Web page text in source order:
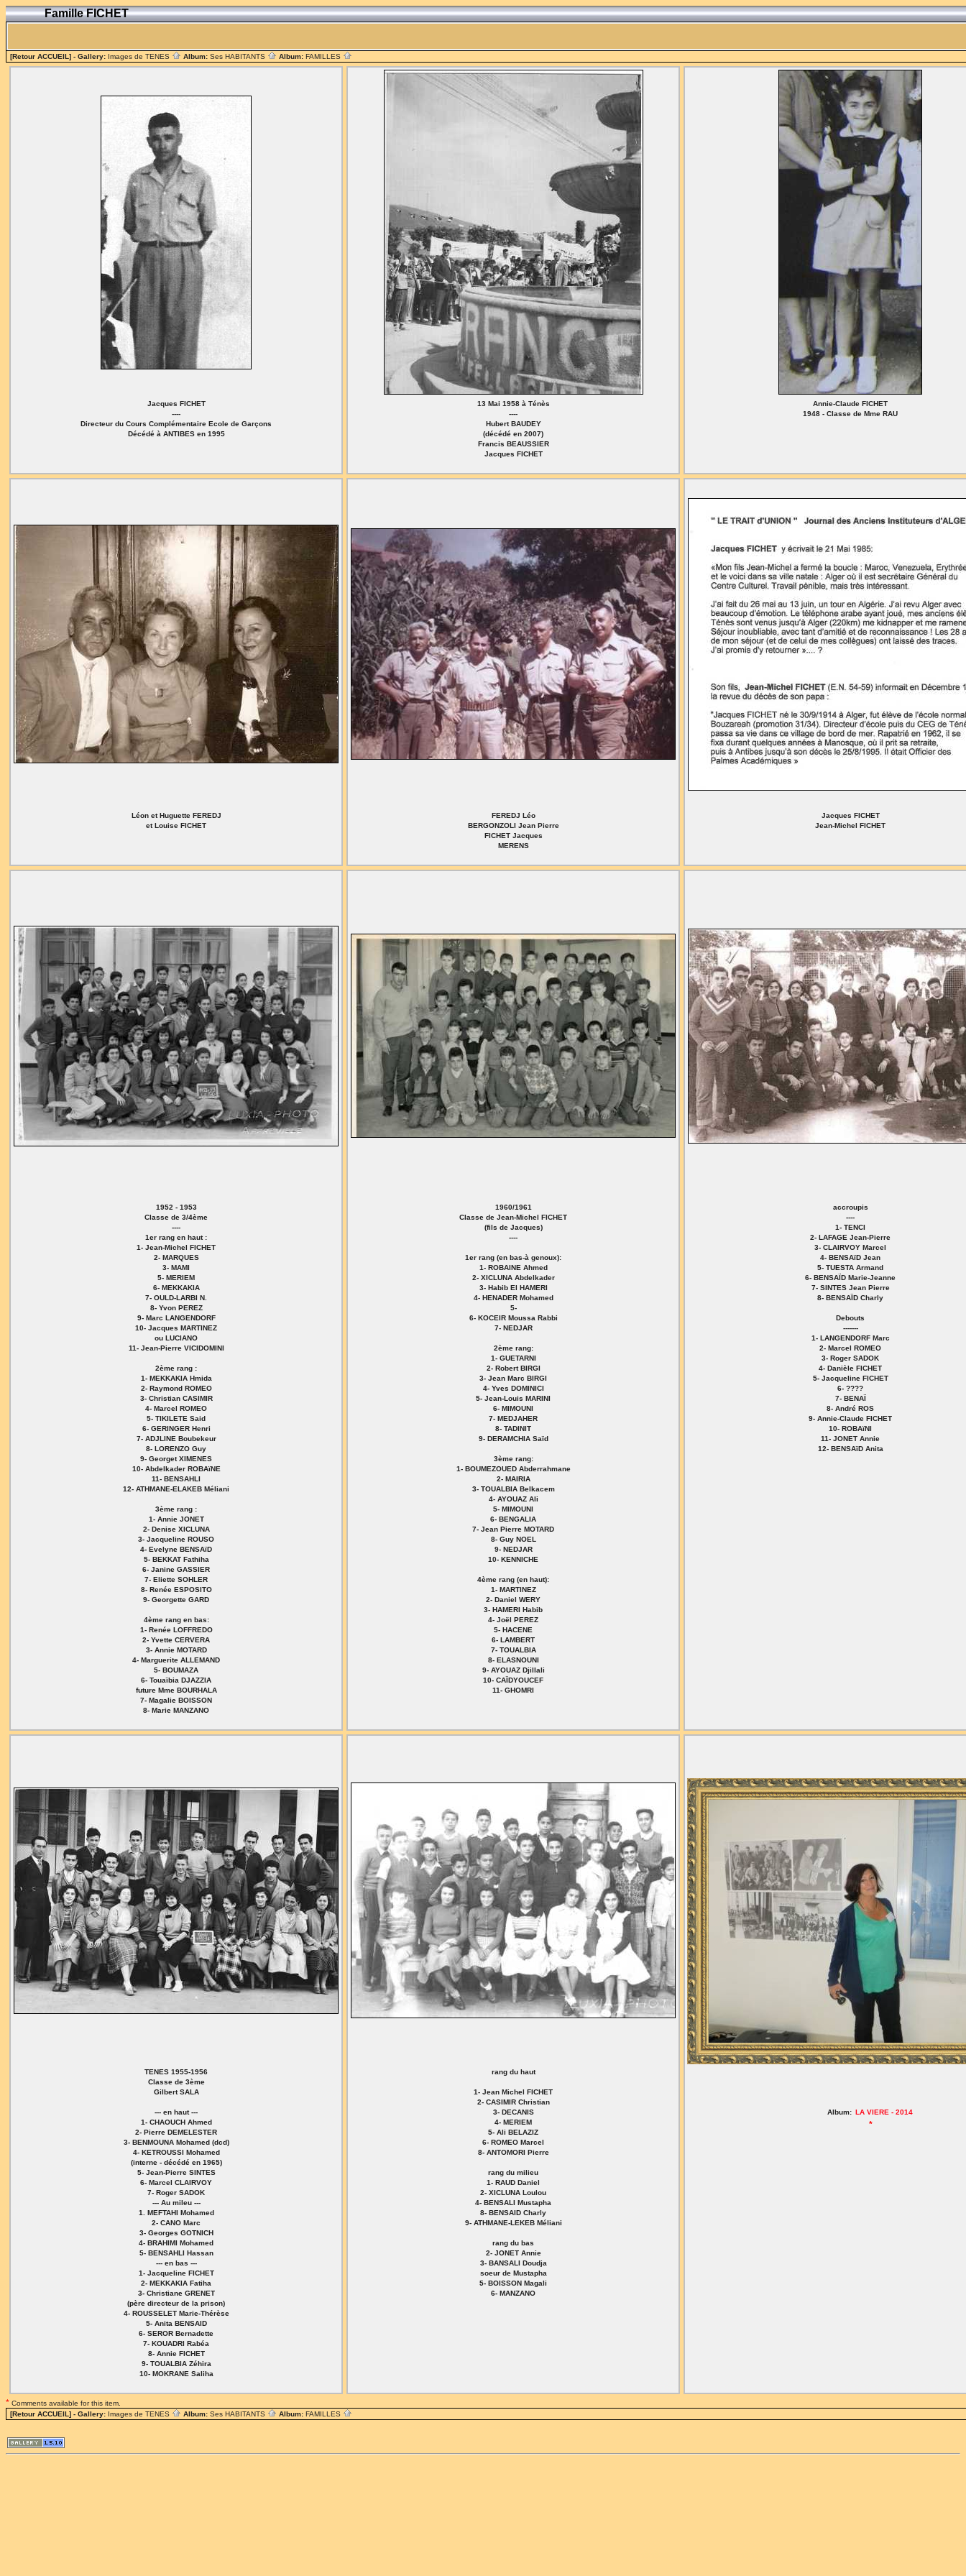
Famille FICHET
[Retour ACCUEIL] - Gallery: Images de TENES Album: Ses HABITANTS Album: FAMILLES
Jacques FICHET
----
Directeur du Cours Complémentaire Ecole de Garçons
Décédé à ANTIBES en 1995
13 Mai 1958 à Ténès
----
Hubert BAUDEY
(décédé en 2007)
Francis BEAUSSIER
Jacques FICHET
Annie-Claude FICHET
1948 - Classe de Mme RAU
Léon et Huguette FEREDJ
et Louise FICHET
FEREDJ Léo
BERGONZOLI Jean Pierre
FICHET Jacques
MERENS
Jacques FICHET
Jean-Michel FICHET
1952 - 1953
Classe de 3/4ème
----
1er rang en haut :
1- Jean-Michel FICHET
2- MARQUES
3- MAMI
5- MERIEM
6- MEKKAKIA
7- OULD-LARBI N.
8- Yvon PEREZ
9- Marc LANGENDORF
10- Jacques MARTINEZ
ou LUCIANO
11- Jean-Pierre VICIDOMINI
2ème rang :
1- MEKKAKIA Hmida
2- Raymond ROMEO
3- Christian CASIMIR
4- Marcel ROMEO
5- TIKILETE Said
6- GERINGER Henri
7- ADJLINE Boubekeur
8- LORENZO Guy
9- Georget XIMENES
10- Abdelkader ROBAïNE
11- BENSAHLI
12- ATHMANE-ELAKEB Méliani
3ème rang :
1- Annie JONET
2- Denise XICLUNA
3- Jacqueline ROUSO
4- Evelyne BENSAïD
5- BEKKAT Fathiha
6- Janine GASSIER
7- Eliette SOHLER
8- Renée ESPOSITO
9- Georgette GARD
4ème rang en bas:
1- Renée LOFFREDO
2- Yvette CERVERA
3- Annie MOTARD
4- Marguerite ALLEMAND
5- BOUMAZA
6- Touaïbia DJAZZIA
future Mme BOURHALA
7- Magalie BOISSON
8- Marie MANZANO
1960/1961
Classe de Jean-Michel FICHET
(fils de Jacques)
----
1er rang (en bas-à genoux):
1- ROBAINE Ahmed
2- XICLUNA Abdelkader
3- Habib El HAMERI
4- HENADER Mohamed
5-
6- KOCEIR Moussa Rabbi
7- NEDJAR
2ème rang:
1- GUETARNI
2- Robert BIRGI
3- Jean Marc BIRGI
4- Yves DOMINICI
5- Jean-Louis MARINI
6- MIMOUNI
7- MEDJAHER
8- TADINIT
9- DERAMCHIA Saïd
3ème rang:
1- BOUMEZOUED Abderrahmane
2- MAIRIA
3- TOUALBIA Belkacem
4- AYOUAZ Ali
5- MIMOUNI
6- BENGALIA
7- Jean Pierre MOTARD
8- Guy NOEL
9- NEDJAR
10- KENNICHE
4ème rang (en haut):
1- MARTINEZ
2- Daniel WERY
3- HAMERI Habib
4- Joël PEREZ
5- HACENE
6- LAMBERT
7- TOUALBIA
8- ELASNOUNI
9- AYOUAZ Djillali
10- CAÏDYOUCEF
11- GHOMRI
accroupis
----
1- TENCI
2- LAFAGE Jean-Pierre
3- CLAIRVOY Marcel
4- BENSAïD Jean
5- TUESTA Armand
6- BENSAÏD Marie-Jeanne
7- SINTES Jean Pierre
8- BENSAÏD Charly
Debouts
-------
1- LANGENDORF Marc
2- Marcel ROMEO
3- Roger SADOK
4- Danièle FICHET
5- Jacqueline FICHET
6- ????
7- BENAÏ
8- André ROS
9- Annie-Claude FICHET
10- ROBAïNI
11- JONET Annie
12- BENSAïD Anita
TENES 1955-1956
Classe de 3ème
Gilbert SALA
--- en haut ---
1- CHAOUCH Ahmed
2- Pierre DEMELESTER
3- BENMOUNA Mohamed (dcd)
4- KETROUSSI Mohamed
(interne - décédé en 1965)
5- Jean-Pierre SINTES
6- Marcel CLAIRVOY
7- Roger SADOK
--- Au mileu ---
1. MEFTAHI Mohamed
2- CANO Marc
3- Georges GOTNICH
4- BRAHIMI Mohamed
5- BENSAHLI Hassan
--- en bas ---
1- Jacqueline FICHET
2- MEKKAKIA Fatiha
3- Christiane GRENET
(père directeur de la prison)
4- ROUSSELET Marie-Thérèse
5- Anita BENSAID
6- SEROR Bernadette
7- KOUADRI Rabéa
8- Annie FICHET
9- TOUALBIA Zéhira
10- MOKRANE Saliha
rang du haut
1- Jean Michel FICHET
2- CASIMIR Christian
3- DECANIS
4- MERIEM
5- Ali BELAZIZ
6- ROMEO Marcel
8- ANTOMORI Pierre
rang du milieu
1- RAUD Daniel
2- XICLUNA Loulou
4- BENSALI Mustapha
8- BENSAID Charly
9- ATHMANE-LEKEB Méliani
rang du bas
2- JONET Annie
3- BANSALI Doudja
soeur de Mustapha
5- BOISSON Magali
6- MANZANO
Album: LA VIERE - 2014
*
* Comments available for this item.
[Retour ACCUEIL] - Gallery: Images de TENES Album: Ses HABITANTS Album: FAMILLES